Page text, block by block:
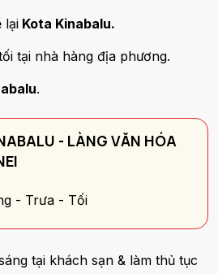
lại Kota Kinabalu.
tại nhà hàng địa phương.
.
- LÀNG VĂN HÓA
- Trưa - Tối
tại khách sạn & làm thủ tục